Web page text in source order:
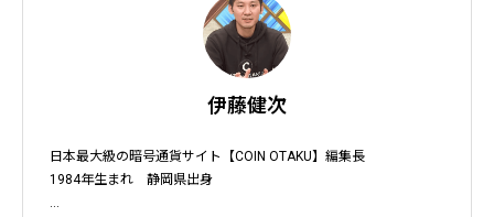
伊藤健次
日本最大級の暗号通貨サイト【COIN OTAKU】編集長
1984年生まれ　静岡県出身